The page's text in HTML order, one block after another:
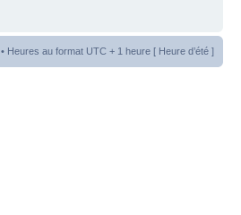
• Heures au format UTC + 1 heure [ Heure d’été ]